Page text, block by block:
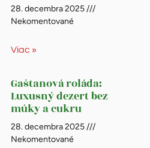
28. decembra 2025
Nekomentované
Viac »
Gaštanová roláda:
Luxusný dezert bez
múky a cukru
28. decembra 2025
Nekomentované